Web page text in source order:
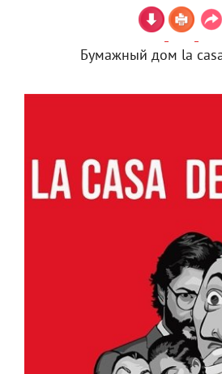
Бумажный дом la